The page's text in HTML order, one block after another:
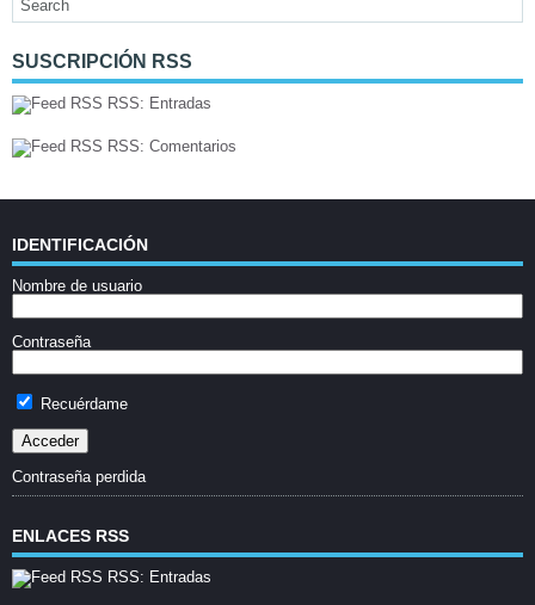
SUSCRIPCIÓN RSS
RSS: Entradas
RSS: Comentarios
IDENTIFICACIÓN
Nombre de usuario
Contraseña
Recuérdame
Contraseña perdida
ENLACES RSS
RSS: Entradas